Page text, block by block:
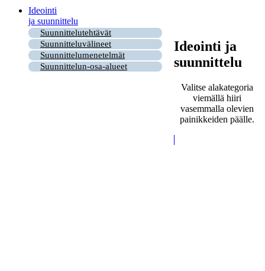
Ideointi
ja suunnittelu
Suunnittelutehtävät
Suunnitteluvälineet
Suunnittelumenetelmät
Suunnittelun-osa-alueet
Ideointi ja
suunnittelu
Valitse alakategoria
viemällä hiiri
vasemmalla olevien
painikkeiden päälle.